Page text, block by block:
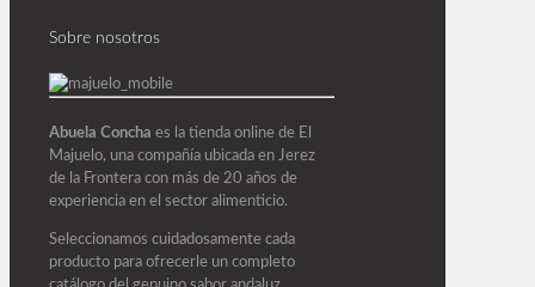
Sobre nosotros
Abuela Concha es la tienda online de El
Majuelo, una compañía ubicada en Jerez
de la Frontera con más de 20 años de
experiencia en el sector alimenticio.
Seleccionamos cuidadosamente cada
producto para ofrecerle un completo